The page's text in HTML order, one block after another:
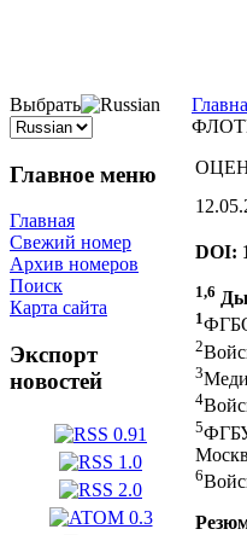
Выбрать
Главное меню
Главная
Свежий номер
Архив номеров
Поиск
Карта сайта
Экспорт
новостей
DOI:
1,6
1
2
3
4
5ФГБУ
6